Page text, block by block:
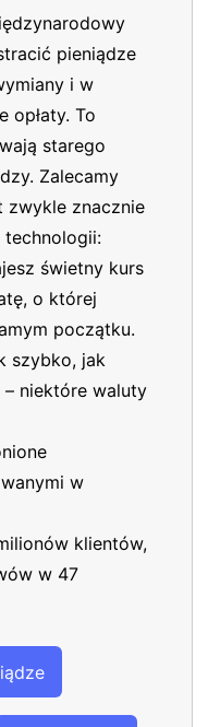
pieniądze
i w
opłaty. To
starego
Zalecamy
zwykle znacznie
technologii:
świetny kurs
o której
początku.
szybko, jak
niektóre waluty
w
klientów,
w 47